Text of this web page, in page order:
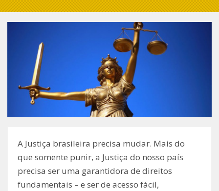
A Justiça brasileira precisa mudar. Mais do
que somente punir, a Justiça do nosso país
precisa ser uma garantidora de direitos
fundamentais – e ser de acesso fácil,